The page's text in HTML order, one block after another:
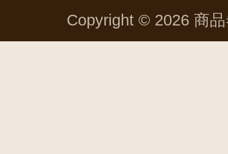
Copyright © 2026 商